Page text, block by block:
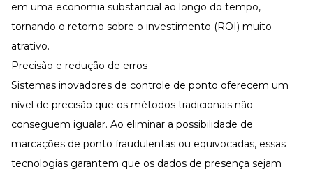
em uma economia substancial ao longo do tempo,
tornando o retorno sobre o investimento (ROI) muito
atrativo.
Precisão e redução de erros
Sistemas inovadores de controle de ponto oferecem um
nível de precisão que os métodos tradicionais não
conseguem igualar. Ao eliminar a possibilidade de
marcações de ponto fraudulentas ou equivocadas, essas
tecnologias garantem que os dados de presença sejam